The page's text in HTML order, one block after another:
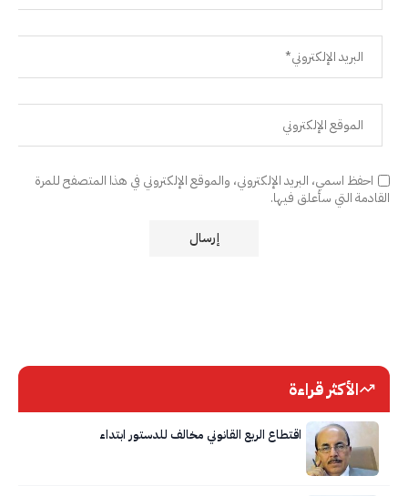
احفظ اسمي، البريد الإلكتروني، والموقع الإلكتروني في هذا المتصفح للمرة
القادمة التي سأعلق فيها.
الأكثر قراءة
اقتطاع الربع القانوني مخالف للدستور ابتداء